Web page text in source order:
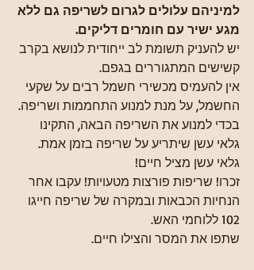
למיניהם עלולים לגרום לשריפה גם ללא
מגע ישיר עם חומרים דליקים.
יש להעניק תשומת לב ייחודית לנושא בקרב
קשישים המתגוררים בגפם.
אין להעמיס מכשירי חשמל רבים על שקעי
החשמל, על מנת למנוע התחממות ושריפה.
בכדי למנוע את השריפה הבאה, התקינו
גלאי עשן שיתריע על שריפה בזמן אמת.
גלאי עשן מציל חיים!
זכרו! שריפות פורצות מטעויות! עקבו אחר
הנחיות הכבאות ובמקרה של שריפה חייגו
102 ללוחמי האש.
שתפו את המסר והצילו חיים.